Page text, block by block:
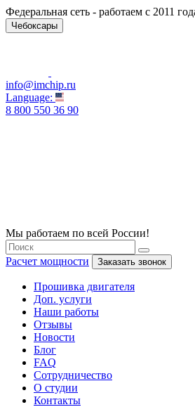
Федеральная сеть - работаем с 2011
Чебоксары
info@imchip.ru
Language:
8 800 550 36 90
Мы работаем по всей России!
Расчет мощности Заказать звонок
Прошивка двигателя
Доп. услуги
Наши работы
Отзывы
Новости
Блог
FAQ
Сотрудничество
О студии
Контакты